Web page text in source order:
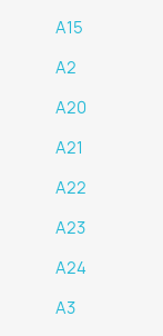
A15
A2
A20
A21
A22
A23
A24
A3